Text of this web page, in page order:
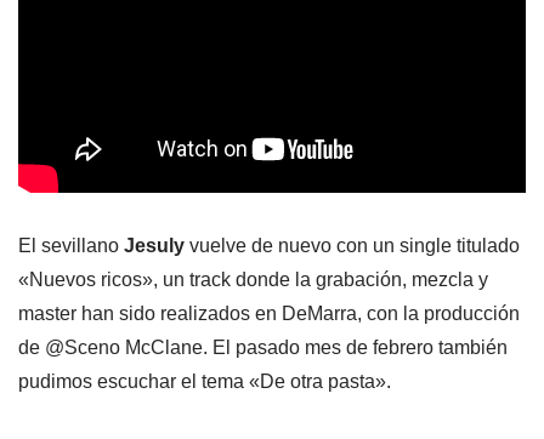
El sevillano Jesuly vuelve de nuevo con un single titulado
«Nuevos ricos», un track donde la grabación, mezcla y
master han sido realizados en DeMarra, con la producción
de @Sceno McClane​. El pasado mes de febrero también
pudimos escuchar el tema «De otra pasta».